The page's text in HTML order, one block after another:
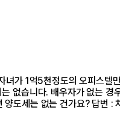
녀가 1억5천정도의 오피스
없습니다. 배우자가 없는
양도세는 없는 건가요? 답변